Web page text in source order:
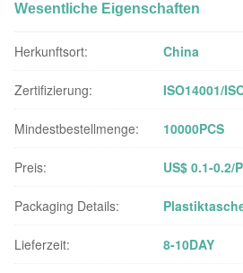
Wesentliche Eigenschaften
Herkunftsort: China
Zertifizierung: ISO14001/
Mindestbestellmenge: 10000PCS
Preis: US$ 0.1-0.2/
Packaging Details:
Lieferzeit: 8-10DAY